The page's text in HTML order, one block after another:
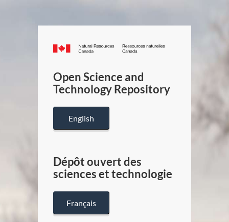
Canada.ca
/
Canada
Open Science and
Technology Repository
English
Dépôt ouvert des
sciences et technologie
Français